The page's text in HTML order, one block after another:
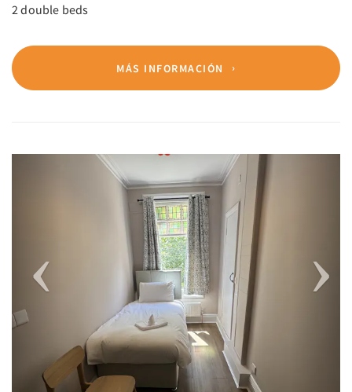
2 double beds
MÁS INFORMACIÓN